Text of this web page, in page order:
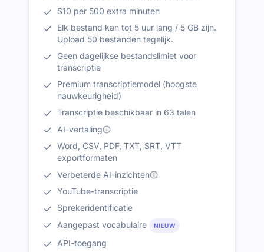
$10 per 500 extra minuten
Elk bestand kan tot 5 uur lang / 5 GB zijn.
Upload 50 bestanden tegelijk.
Geen dagelijkse bestandslimiet voor
transcriptie
Premium transcriptiemodel (hoogste
nauwkeurigheid)
Transcriptie beschikbaar in 63 talen
AI-vertaling
Word, CSV, PDF, TXT, SRT, VTT
exportformaten
Verbeterde AI-inzichten
YouTube-transcriptie
Sprekeridentificatie
Aangepast vocabulaire
NIEUW
API-toegang